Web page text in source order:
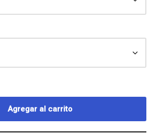
Agregar al carrito